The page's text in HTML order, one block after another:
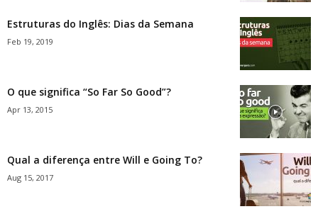
Estruturas do Inglês: Dias da Semana
Feb 19, 2019
O que significa “So Far So Good”?
Apr 13, 2015
Qual a diferença entre Will e Going To?
Aug 15, 2017